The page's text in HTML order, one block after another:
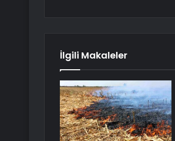
İlgili Makaleler